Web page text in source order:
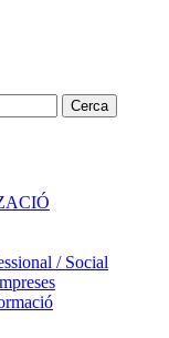
/ Social